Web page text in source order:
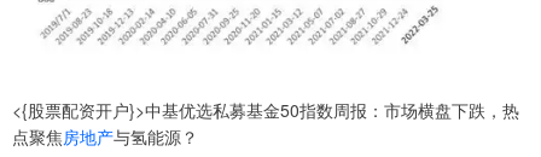
<{股票配资开户}>中基优选私募基金50指数周报：市场横盘下跌，热
点聚焦房地产与氢能源？